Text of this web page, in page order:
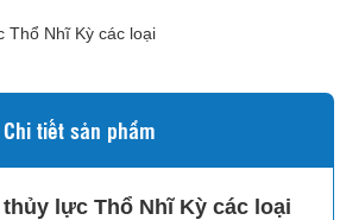
Thổ Nhĩ Kỳ các loại
Chi tiết sản phẩm
lực Thổ Nhĩ Kỳ các loại